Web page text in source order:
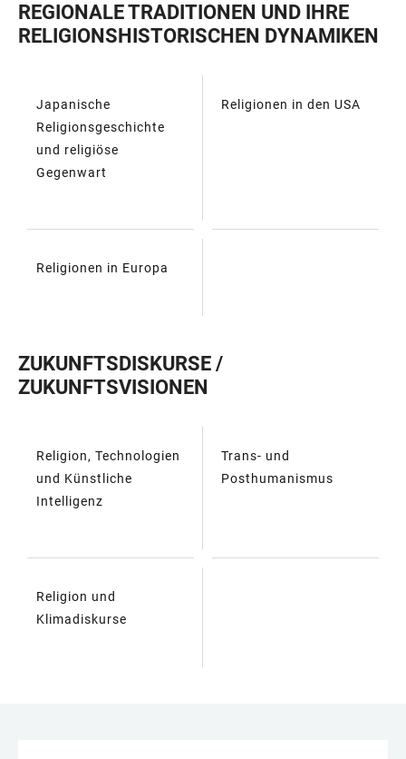
REGIONALE TRADITIONEN UND IHRE
RELIGIONSHISTORISCHEN DYNAMIKEN
TABELLE
Japanische
Religionsgeschichte
und religiöse
Gegenwart
Religionen in den USA
Religionen in Europa
ZUKUNFTSDISKURSE /
ZUKUNFTSVISIONEN
TABELLE
Religion, Technologien
und Künstliche
Intelligenz
Trans- und
Posthumanismus
Religion und
Klimadiskurse